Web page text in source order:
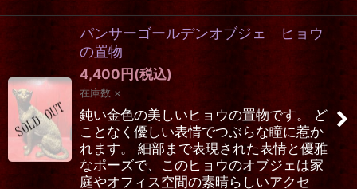
パンサーゴールデンオブジェ ヒョウ
の置物
4,400 円 (税込)
在庫数 ×
鈍い金色の美しいヒョウの置物です。 ど
ことなく優しい表情でつぶらな瞳に惹か
れます。 細部まで表現された表情と優雅
なポーズで、このヒョウのオブジェは家
庭やオフィス空間の素晴らしいアクセ